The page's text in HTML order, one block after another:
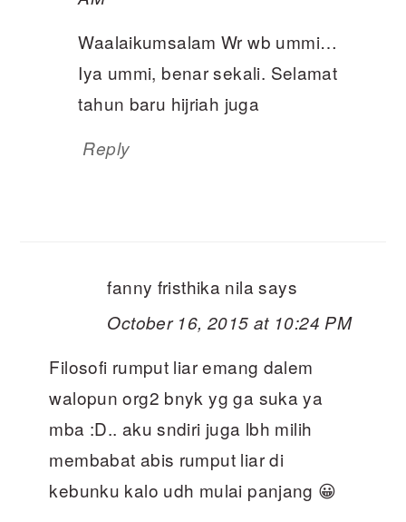
Waalaikumsalam Wr wb ummi…
Iya ummi, benar sekali. Selamat
tahun baru hijriah juga
Reply
fanny fristhika nila says
October 16, 2015 at 10:24 PM
Filosofi rumput liar emang dalem
walopun org2 bnyk yg ga suka ya
mba :D.. aku sndiri juga lbh milih
membabat abis rumput liar di
kebunku kalo udh mulai panjang 😀